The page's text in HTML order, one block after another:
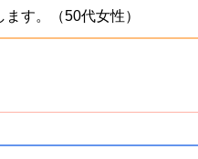
す。（50代女性）